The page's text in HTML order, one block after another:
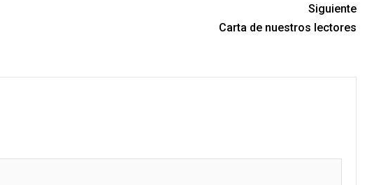
Siguiente
Carta de nuestros lectores